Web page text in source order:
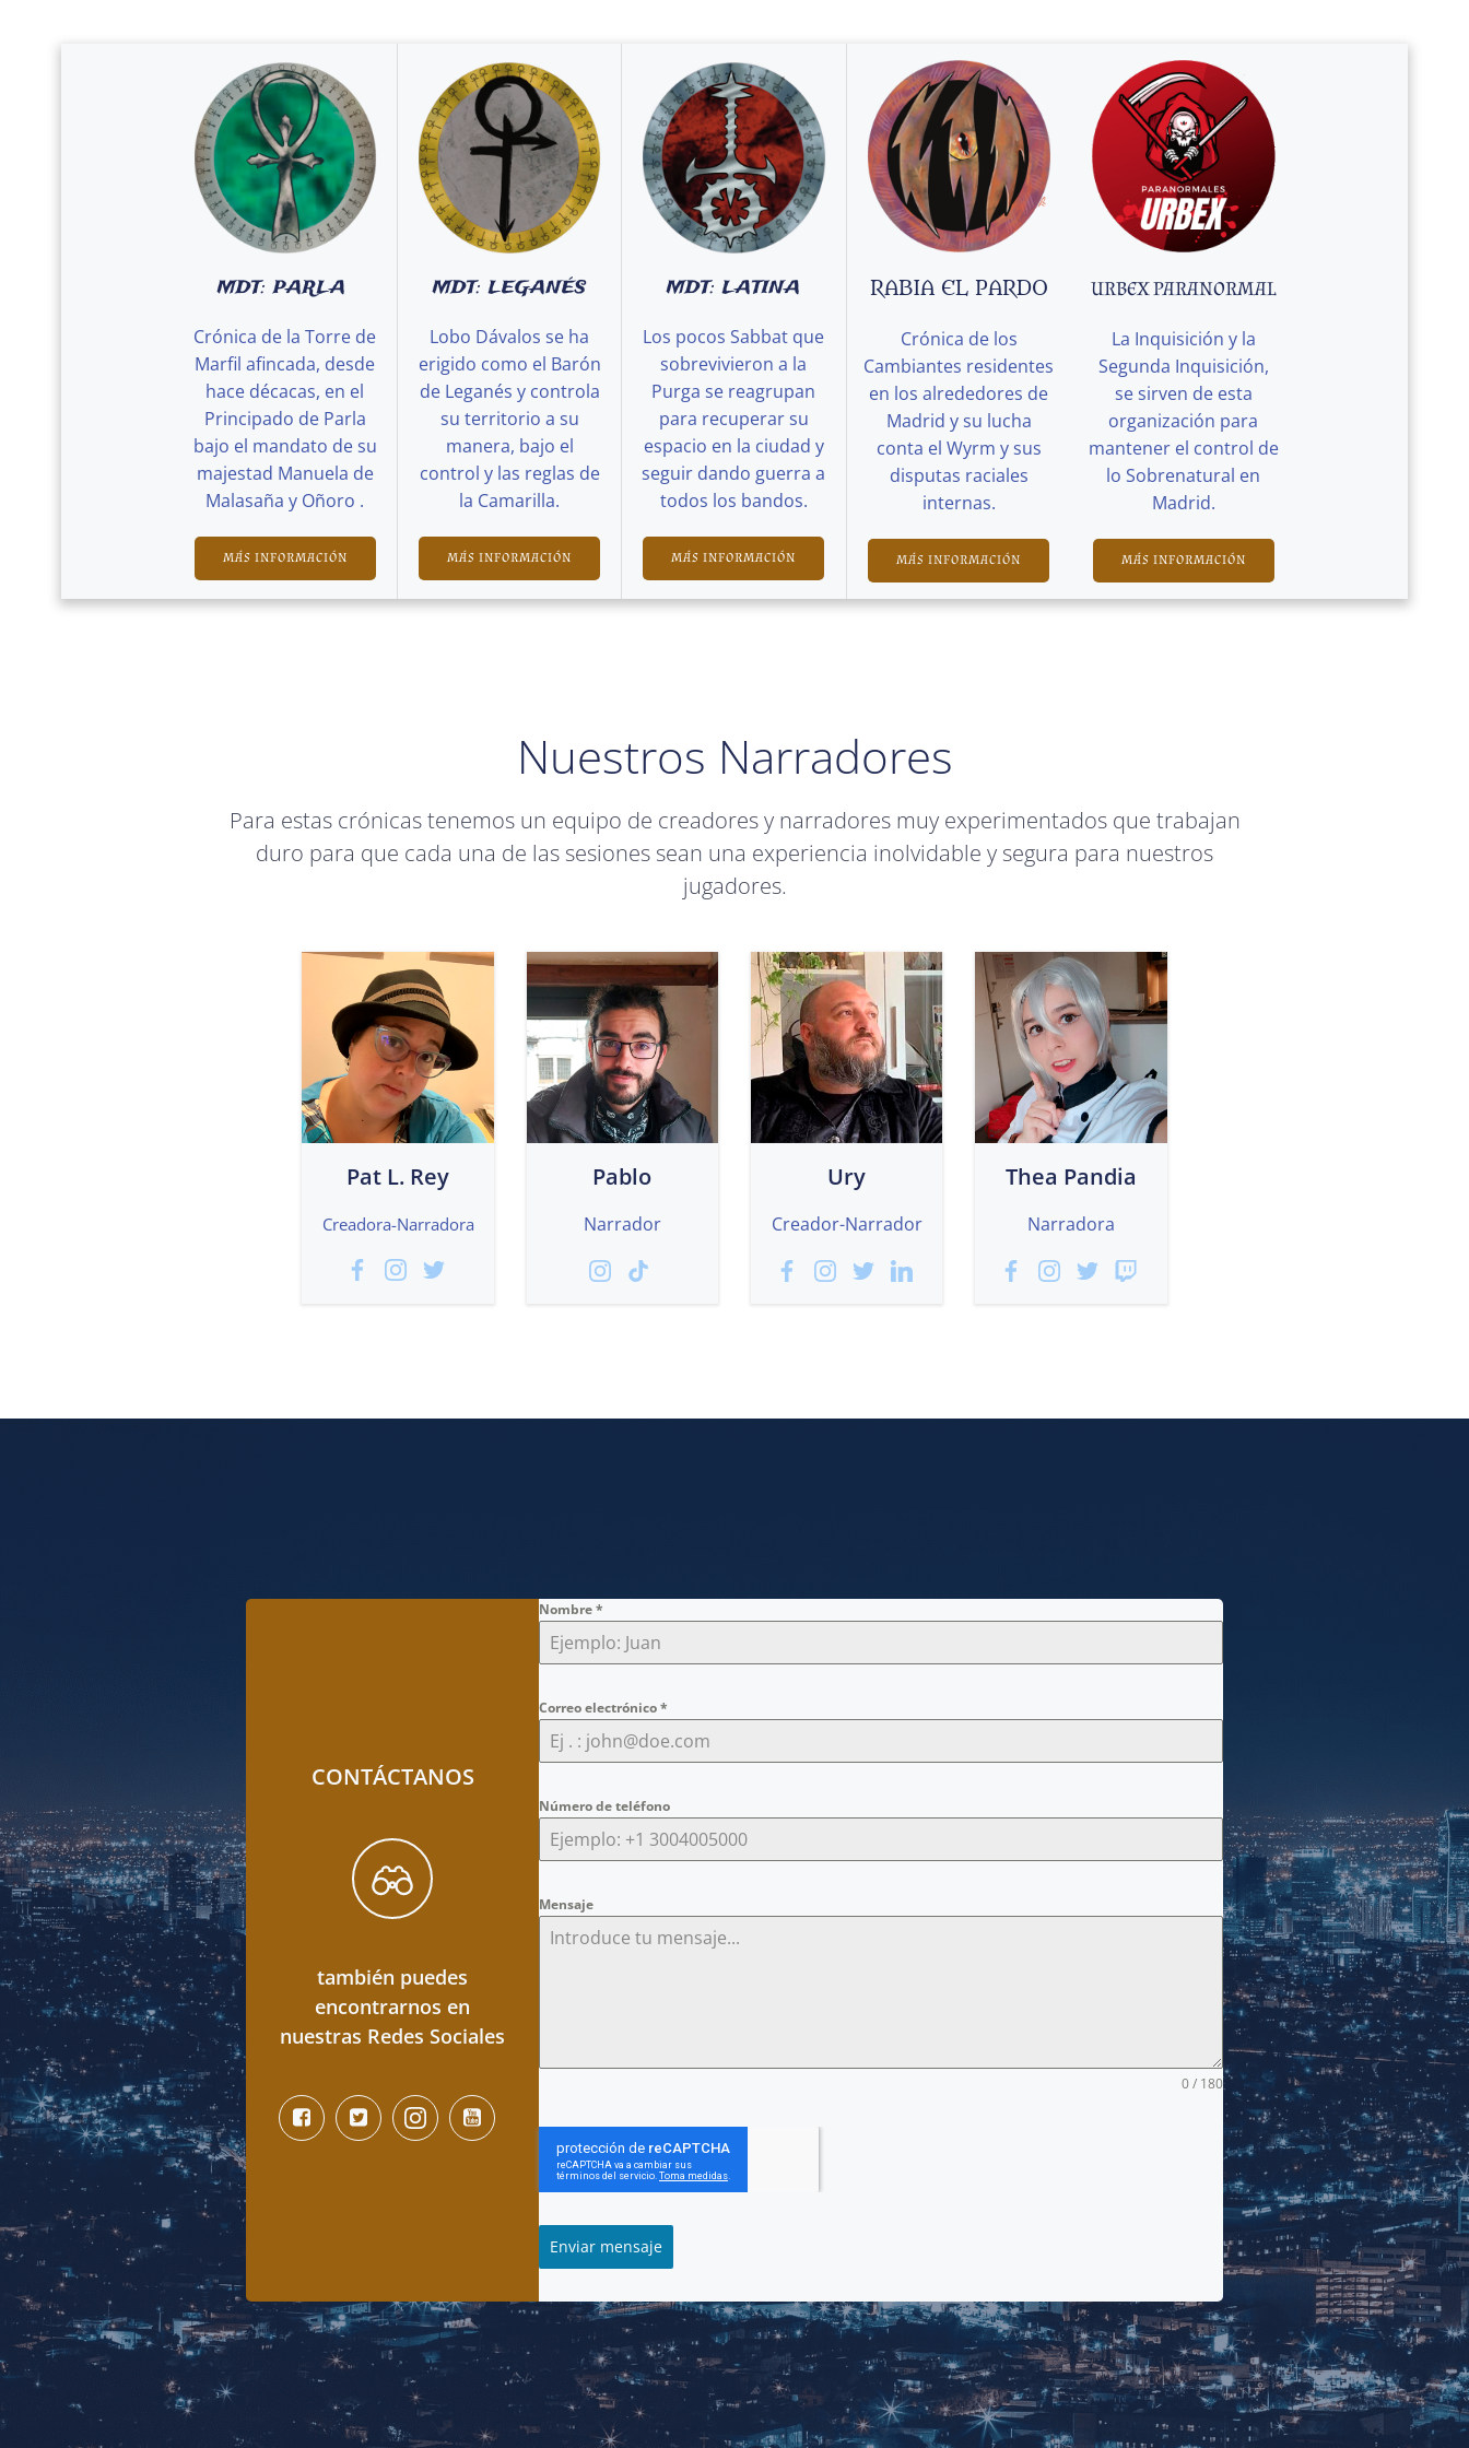
MDT: PARLA
Crónica de la Torre de
Marfil afincada, desde
hace décacas, en el
Principado de Parla
bajo el mandato de su
majestad Manuela de
Malasaña y Oñoro .
MÁS INFORMACIÓN
MDT: LEGANÉS
Lobo Dávalos se ha
erigido como el Barón
de Leganés y controla
su territorio a su
manera, bajo el
control y las reglas de
la Camarilla.
MÁS INFORMACIÓN
MDT: LATINA
Los pocos Sabbat que
sobrevivieron a la
Purga se reagrupan
para recuperar su
espacio en la ciudad y
seguir dando guerra a
todos los bandos.
MÁS INFORMACIÓN
RABIA EL PARDO
Crónica de los
Cambiantes residentes
en los alrededores de
Madrid y su lucha
conta el Wyrm y sus
disputas raciales
internas.
MÁS INFORMACIÓN
URBEX PARANORMAL
La Inquisición y la
Segunda Inquisición,
se sirven de esta
organización para
mantener el control de
lo Sobrenatural en
Madrid.
MÁS INFORMACIÓN
Nuestros Narradores
Para estas crónicas tenemos un equipo de creadores y narradores muy experimentados que trabajan
duro para que cada una de las sesiones sean una experiencia inolvidable y segura para nuestros
jugadores.
Pat L. Rey
Creadora-Narradora
Pablo
Narrador
Ury
Creador-Narrador
Thea Pandia
Narradora
CONTÁCTANOS
también puedes
encontrarnos en
nuestras Redes Sociales
Nombre*
Correo electrónico*
Número de teléfono
Mensaje
0 / 180
Enviar mensaje